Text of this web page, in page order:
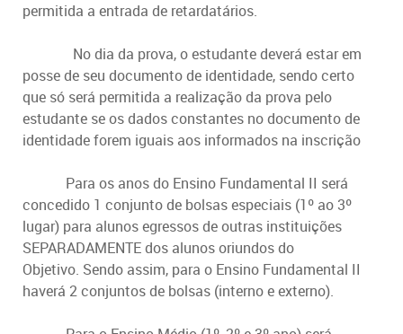
permitida a entrada de retardatários.
No dia da prova, o estudante deverá estar em
posse de seu documento de identidade, sendo certo
que só será permitida a realização da prova pelo
estudante se os dados constantes no documento de
identidade forem iguais aos informados na inscrição
Para os anos do Ensino Fundamental II será
concedido 1 conjunto de bolsas especiais (1º ao 3º
lugar) para alunos egressos de outras instituições
SEPARADAMENTE dos alunos oriundos do
Objetivo. Sendo assim, para o Ensino Fundamental II
haverá 2 conjuntos de bolsas (interno e externo).